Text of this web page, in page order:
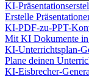
KI-
Erstelle
KI-PDF-zu-PPT-
Mit KI Dokumente
KI-Unterrichtsplan-
Plane deinen
KI-Eisbrecher-